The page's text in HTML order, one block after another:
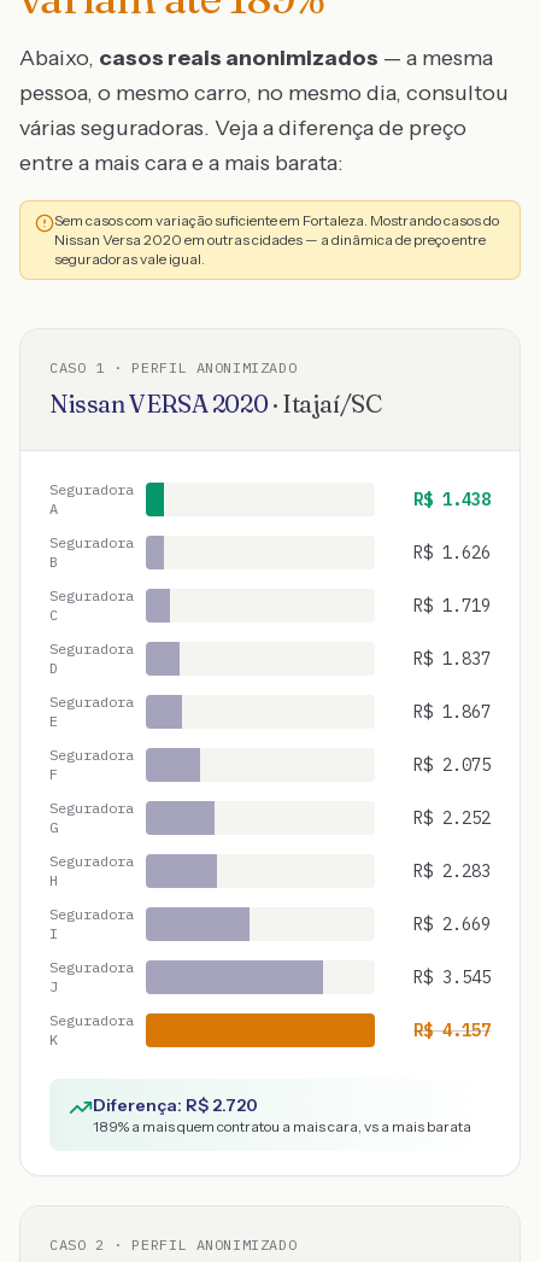
Abaixo, casos reais anonimizados — a mesma
pessoa, o mesmo carro, no mesmo dia, consultou
várias seguradoras. Veja a diferença de preço
entre a mais cara e a mais barata:
Sem casos com variação suficiente em Fortaleza. Mostrando casos do
Nissan Versa 2020 em outras cidades — a dinâmica de preço entre
seguradoras vale igual.
CASO 1 · PERFIL ANONIMIZADO
NissanVERSA2020· Itajaí/SC
Seguradora
A
R$ 1.438
Seguradora
B
R$ 1.626
Seguradora
C
R$ 1.719
Seguradora
D
R$ 1.837
Seguradora
E
R$ 1.867
Seguradora
F
R$ 2.075
Seguradora
G
R$ 2.252
Seguradora
H
R$ 2.283
Seguradora
I
R$ 2.669
Seguradora
J
R$ 3.545
Seguradora
K
R$4.157
Diferença: R$ 2.720
189% a mais quem contratou a mais cara, vs a mais barata
CASO 2 · PERFIL ANONIMIZADO